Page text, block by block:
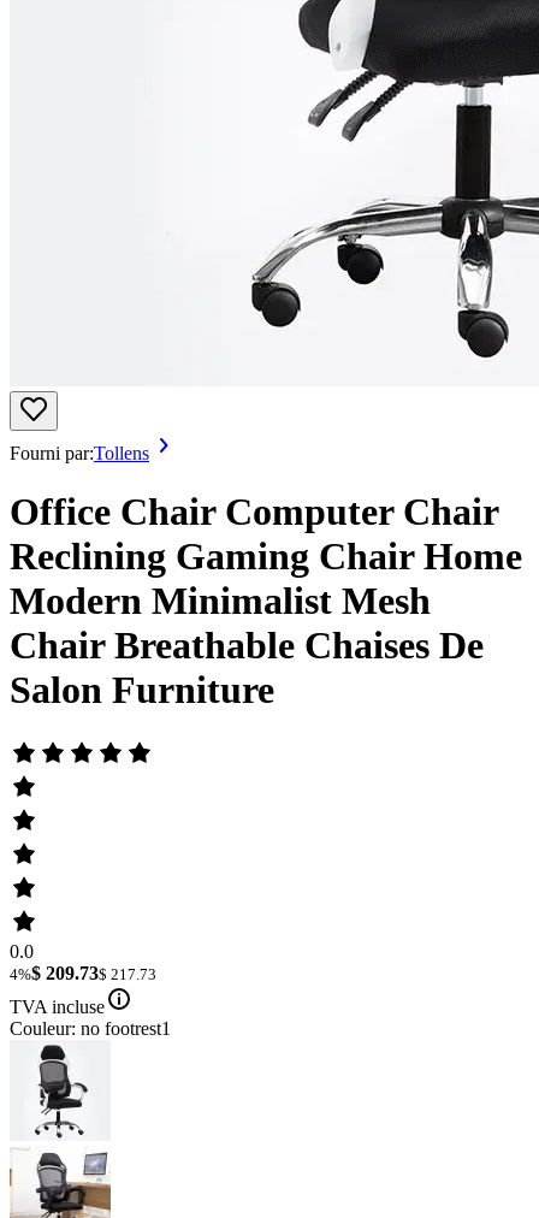
Fourni par:Tollens
Office Chair Computer Chair
Reclining Gaming Chair Home
Modern Minimalist Mesh
Chair Breathable Chaises De
Salon Furniture
0.0
4%$ 209.73$ 217.73
TVA incluse
Couleur: no footrest1